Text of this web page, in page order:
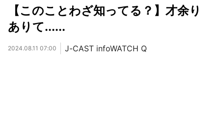
【このことわざ知ってる？】才余り
ありて......
2024.08.11 07:00 J-CAST infoWATCH Q